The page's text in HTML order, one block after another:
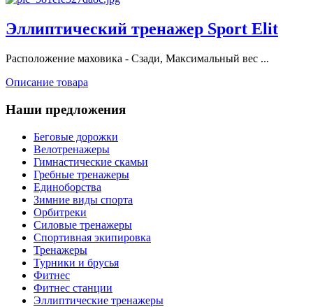
Эллиптический тренажер Sport Elit
Расположение маховика - Сзади, Максимальный вес ...
Описание товара
Наши предложения
Беговые дорожки
Велотренажеры
Гимнастические скамьи
Гребные тренажеры
Единоборства
Зимние виды спорта
Орбитреки
Силовые тренажеры
Спортивная экипировка
Тренажеры
Турники и брусья
Фитнес
Фитнес станции
Эллиптические тренажеры